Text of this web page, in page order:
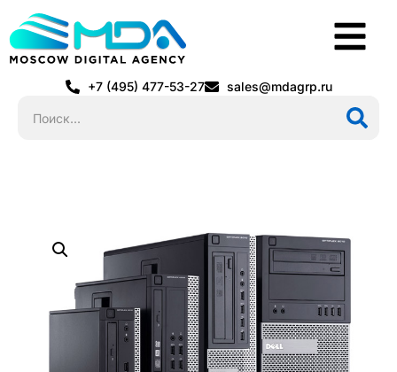
+7 (495) 477-53-27 sales@mdagrp.ru